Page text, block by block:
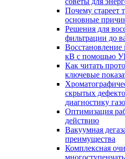
Почему стареет
основные
Решения для
фильтрации до
Восстановление
кВ с помощью
Как читать
ключевые
скрытых
диагностику
Оптимизация
действию
Вакуумная
преимущества
Комплексная